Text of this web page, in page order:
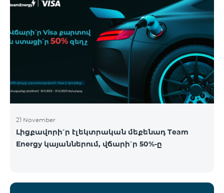
21 November
Լիցքավորի՛ր էլեկտրական մեքենադ Team
Energy կայաններում, վճարի՛ր 50%-ը